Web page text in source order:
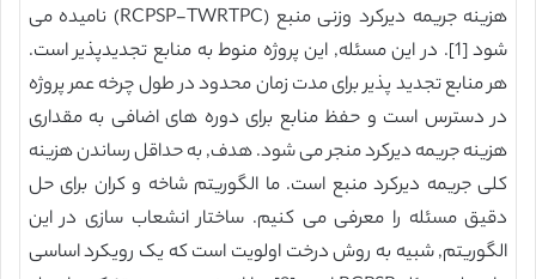
هزینه جریمه دیرکرد وزنی منبع (RCPSP-TWRTPC) نامیده می
شود [1]. در این مسئله, این پروژه منوط به منابع تجدیدپذیر است.
هر منابع تجدید پذیر برای مدت زمان محدود در طول چرخه عمر پروژه
در دسترس است و حفظ منابع برای دوره های اضافی به مقداری
هزینه جریمه دیرکرد منجر می شود. هدف, به حداقل رساندن هزینه
کلی جریمه دیرکرد منبع است. ما الگوریتم شاخه و کران برای حل
دقیق مسئله را معرفی می کنیم. ساختار انشعاب سازی در این
الگوریتم, شبیه به روش درخت اولویت است که یک رویکرد اساسی